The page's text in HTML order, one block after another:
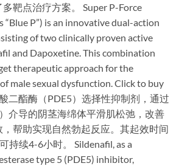
靶点治疗方案。 Super P-Force
“Blue P”) is an ​innovative dual-action
of two clinically proven active
and Dapoxetine. This combination
therapeutic approach for the
male sexual dysfunction. Click to buy
二酯酶（PDE5）选择性抑制剂，通过
介导的阴茎海绵体平滑肌松弛，改善
，帮助实现自然勃起反应。其起效时间
持续4-6小时。 Sildenafil, as a
type 5 (PDE5) inhibitor,